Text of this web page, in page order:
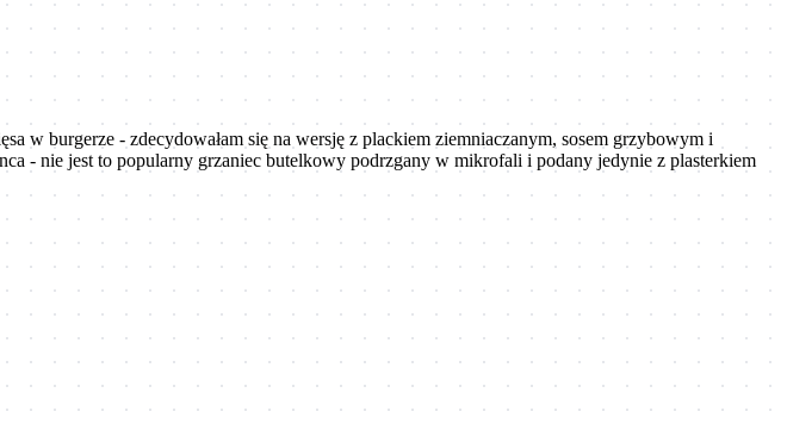
burgerze - zdecydowałam się na wersję z plackiem ziemniaczanym, sosem grzybowym i
- nie jest to popularny grzaniec butelkowy podrzgany w mikrofali i podany jedynie z plasterkiem